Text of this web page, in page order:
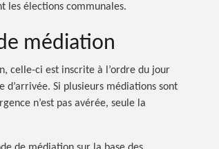
les élections communales.
médiation
celle-ci est inscrite à l’ordre du jour
Si plusieurs médiations sont
n’est pas avérée, seule la